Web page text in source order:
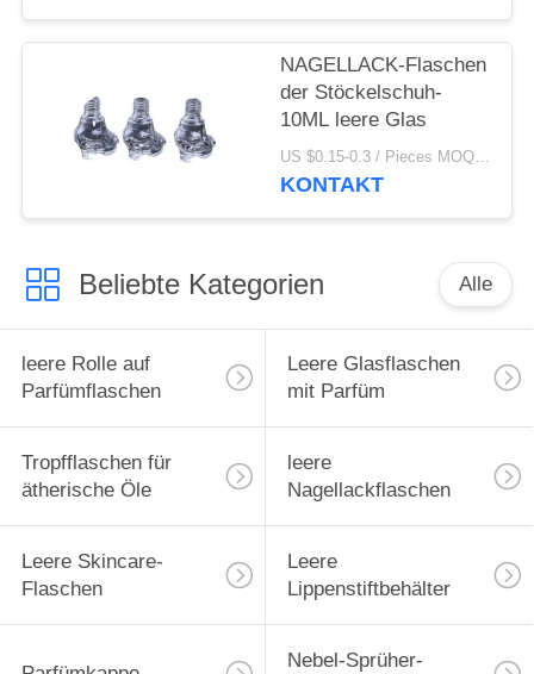
NAGELLACK-Flaschen
der Stöckelschuh-
10ML leere Glas
US $0.15-0.3 / Pieces MOQ:1000
KONTAKT
Beliebte Kategorien Alle
leere Rolle auf
Parfümflaschen
Leere Glasflaschen
mit Parfüm
Tropfflaschen für
ätherische Öle
leere
Nagellackflaschen
Leere Skincare-
Flaschen
Leere
Lippenstiftbehälter
Nebel-Sprüher-